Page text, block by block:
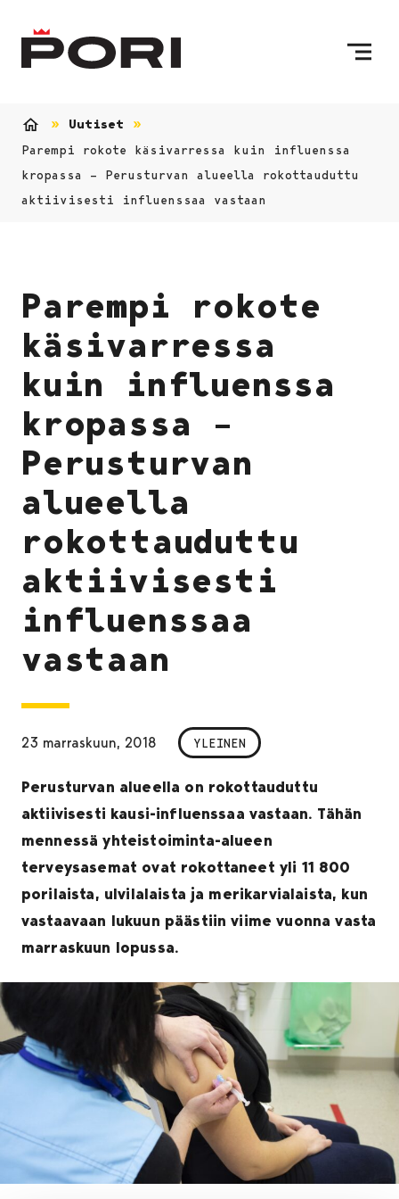
Uutiset
Parempi rokote käsivarressa kuin influenssa
kropassa – Perusturvan alueella rokottauduttu
aktiivisesti influenssaa vastaan
Parempi rokote
käsivarressa
kuin influenssa
kropassa –
Perusturvan
alueella
rokottauduttu
aktiivisesti
influenssaa
vastaan
23 marraskuun, 2018 YLEINEN
Perusturvan alueella on rokottauduttu
aktiivisesti kausi-influenssaa vastaan. Tähän
mennessä yhteistoiminta-alueen
terveysasemat ovat rokottaneet yli 11 800
porilaista, ulvilalaista ja merikarvialaista, kun
vastaavaan lukuun päästiin viime vuonna vasta
marraskuun lopussa.